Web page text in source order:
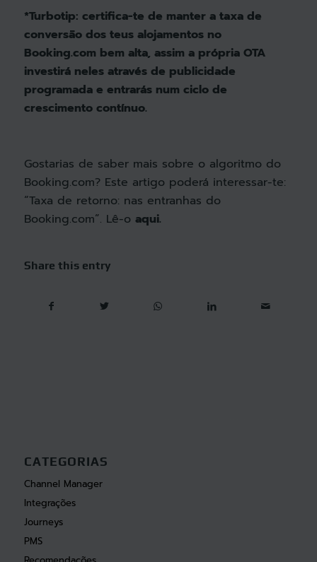
*Turbotip: certifica-te de manter a taxa de
conversão dos teus alojamentos no
Booking.com bem alta, assim a própria OTA
investirá neles através de publicidade
programada e entrarás num ciclo de
crescimento contínuo.
Gostarias de saber mais sobre o algoritmo do
Booking.com? Este artigo poderá interessar-te:
“Taxa de retorno: nas entranhas do
Booking.com”. Lê-o aqui.
Share this entry
CATEGORIAS
Channel Manager
Integrações
Journeys
PMS